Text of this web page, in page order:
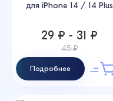
для iPhone 14 / 14 Plus
29 ₽ - 31 ₽
45 ₽
Подробнее